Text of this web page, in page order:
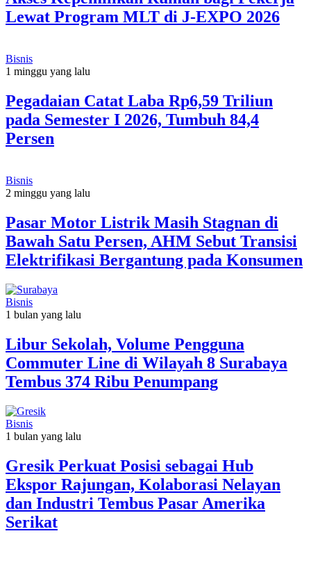
Lewat Program MLT di J-EXPO 2026
Bisnis
1 minggu yang lalu
Pegadaian Catat Laba Rp6,59 Triliun
pada Semester I 2026, Tumbuh 84,4
Persen
Bisnis
2 minggu yang lalu
Pasar Motor Listrik Masih Stagnan di
Bawah Satu Persen, AHM Sebut Transisi
Elektrifikasi Bergantung pada Konsumen
Bisnis
1 bulan yang lalu
Libur Sekolah, Volume Pengguna
Commuter Line di Wilayah 8 Surabaya
Tembus 374 Ribu Penumpang
Bisnis
1 bulan yang lalu
Gresik Perkuat Posisi sebagai Hub
Ekspor Rajungan, Kolaborasi Nelayan
dan Industri Tembus Pasar Amerika
Serikat